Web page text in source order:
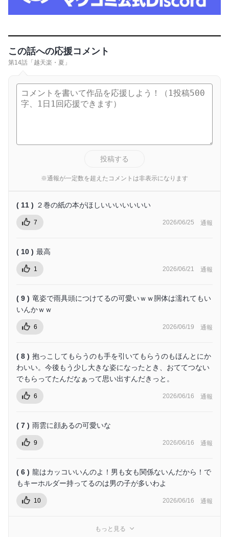
この話への応援コメント
第14話「越天楽・夏」
投稿する
※通報が一定数を超えたコメントは非表示になります
( 11 ) ２巻の紙の本がほしいいいいいいい
7 2026/06/25 通報
( 10 ) 最高
1 2026/06/21 通報
( 9 ) 竜姿で雨具頭につけてるの可愛いｗｗ胴体は濡れてもい
いんかｗｗ
6 2026/06/19 通報
( 8 ) 抱っこしてもらうのも手を引いてもらうのもほんとにか
わいい。今後もう少し大きな姿になったとき、おててつない
でもらってたんだなぁって思い出すんだきっと。
6 2026/06/16 通報
( 7 ) 雨雲に顔あるの可愛いな
9 2026/06/16 通報
( 6 ) 龍はカッコいいんのよ！男も女も関係ないんだから！で
もキーホルダー持ってるのは男の子が多いわよ
10 2026/06/16 通報
もっと見る